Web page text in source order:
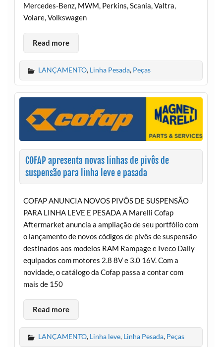
Mercedes-Benz, MWM, Perkins, Scania, Valtra,
Volare, Volkswagen
Read more
LANÇAMENTO, Linha Pesada, Peças
COFAP apresenta novas linhas de pivôs de
suspensão para linha leve e pasada
COFAP ANUNCIA NOVOS PIVÔS DE SUSPENSÃO
PARA LINHA LEVE E PESADA A Marelli Cofap
Aftermarket anuncia a ampliação de seu portfólio com
o lançamento de novos códigos de pivôs de suspensão
destinados aos modelos RAM Rampage e Iveco Daily
equipados com motores 2.8 8V e 3.0 16V. Com a
novidade, o catálogo da Cofap passa a contar com
mais de 150
Read more
LANÇAMENTO, Linha leve, Linha Pesada, Peças